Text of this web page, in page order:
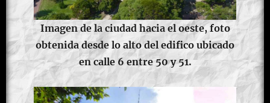
Imagen de la ciudad hacia el oeste, foto
obtenida desde lo alto del edifico ubicado
en calle 6 entre 50 y 51.